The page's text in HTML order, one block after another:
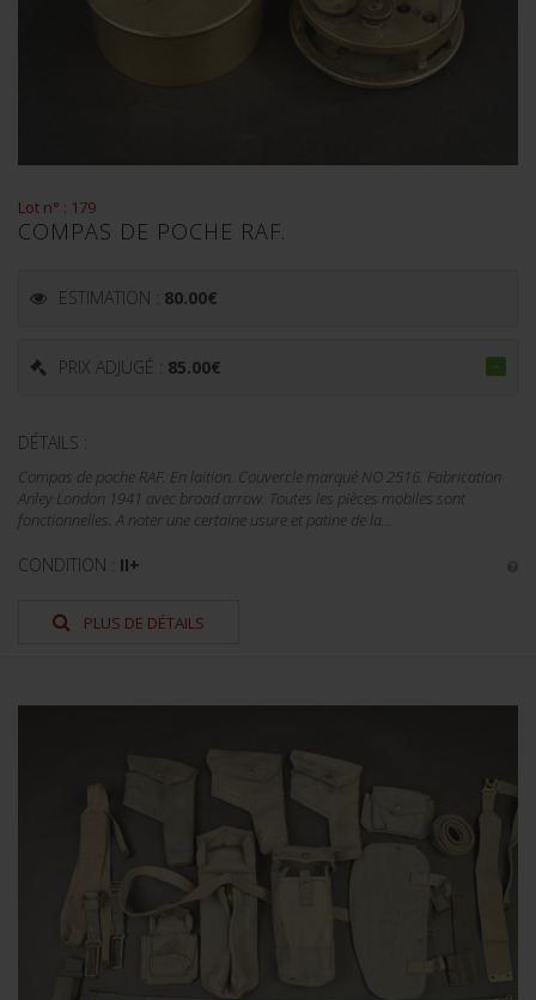
Lot n° : 179
COMPAS DE POCHE RAF.
ESTIMATION : 80.00€
PRIX ADJUGÉ : 85.00€
DÉTAILS :
Compas de poche RAF. En laition. Couvercle marqué NO 2516. Fabrication
Anley London 1941 avec broad arrow. Toutes les pièces mobiles sont
fonctionnelles. A noter une certaine usure et patine de la...
CONDITION : II+
PLUS DE DÉTAILS